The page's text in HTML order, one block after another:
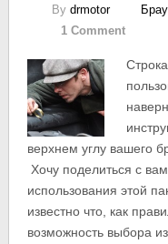
By drmotor
1 Comment
верхнем углу вашего
Хочу поделиться с
использования этой
известно что, как
возможность выбора